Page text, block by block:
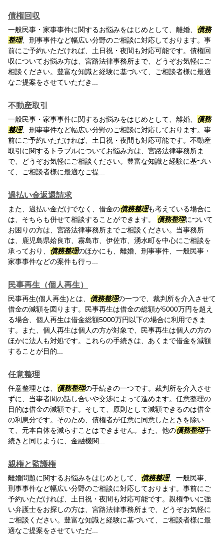
債権回収
一般民事・家事事件に関するお悩みをはじめとして、離婚、 債務
整理、刑事事件など幅広い分野のご相談に対応しております。事
前にご予約いただければ、土日祝・夜間も対応可能です。債権回
収についてお悩み方は、宮路法律事務所まで、どうぞお気軽にご
相談ください。豊富な知識と経験に基づいて、ご相談者様に最適
なご提案をさせていただき...
不動産取引
一般民事・家事事件に関するお悩みをはじめとして、離婚、 債務
整理、刑事事件など幅広い分野のご相談に対応しております。事
前にご予約いただければ、土日祝・夜間も対応可能です。不動産
取引に関するトラブルについてお悩み方は、宮路法律事務所ま
で、どうぞお気軽にご相談ください。豊富な知識と経験に基づい
て、ご相談者様に最適なご提...
過払い金返還請求
また、過払い金だけでなく、借金の債務整理も考えている場合に
は、そちらも併せて相談することができます。 債務整理について
お困りの方は、宮路法律事務所までご相談ください。当事務所
は、鹿児島県姶良市、霧島市、伊佐市、湧水町を中心にご相談を
承っており、 債務整理のほかにも、離婚、刑事事件、一般民事・
家事事件などの案件も行っ...
民事再生（個人再生）
民事再生(個人再生)とは、 債務整理の一つで、裁判所を介入させて
借金の減額を図ります。民事再生は借金の総額が5000万円を超え
る場合、個人再生は借金総額5000万円以下の場合に利用できま
す。また、個人再生は個人の方が対象で、民事再生は個人の方の
ほかに法人も対処です。これらの手続きは、あくまで借金を減額
することが目的...
任意整理
任意整理とは、 債務整理の手続きの一つです。裁判所を介入させ
ずに、当事者間の話し合いや交渉によって進めます。任意整理の
目的は借金の減額です。そして、原則として減額できるのは借金
の利息分です。そのため、債権者が任意に同意したときを除い
て、元本自体を減らすことはできません。また、他の債務整理手
続きと同じように、金融機関...
親権と監護権
離婚問題に関するお悩みをはじめとして、 債務整理、一般民事、
刑事事件など幅広い分野のご相談に対応しております。事前にご
予約いただければ、土日祝・夜間も対応可能です。親権争いに強
い弁護士をお探しの方は、宮路法律事務所まで、どうぞお気軽に
ご相談ください。豊富な知識と経験に基づいて、ご相談者様に最
適なご提案をさせていただ...